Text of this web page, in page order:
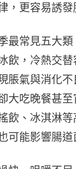
，更容易誘發
最常見五大
飲，冷熱交
脹氣與消化
大吃晚餐甚
飲、冰淇淋等
可能影響腸道